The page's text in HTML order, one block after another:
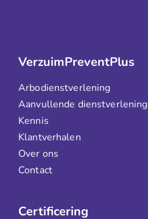
VerzuimPreventPlus
Arbodienstverlening
Aanvullende dienstverlening
Kennis
Klantverhalen
Over ons
Contact
Certificering